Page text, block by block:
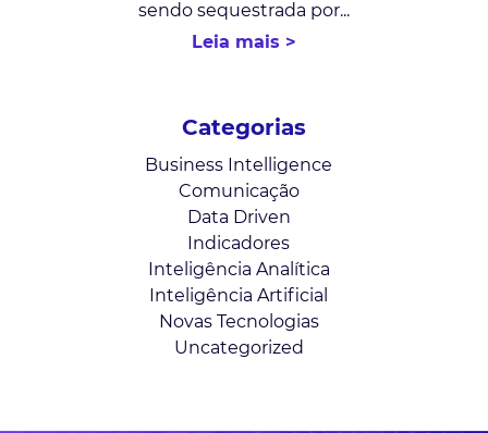
sendo sequestrada por...
Leia mais >
Categorias
Business Intelligence
Comunicação
Data Driven
Indicadores
Inteligência Analítica
Inteligência Artificial
Novas Tecnologias
Uncategorized